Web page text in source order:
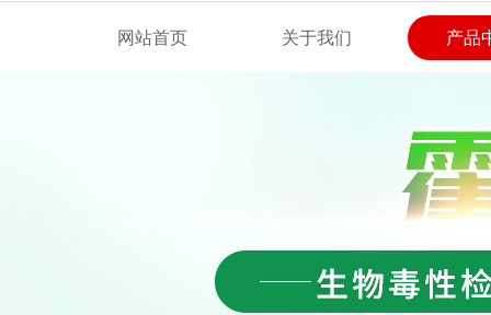
网站首页 关于我们 产品